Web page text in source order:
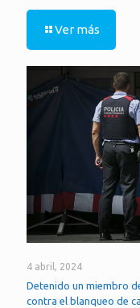
Ver más
4 abril, 2024
Detenido un miembro
contra el blanqueo de